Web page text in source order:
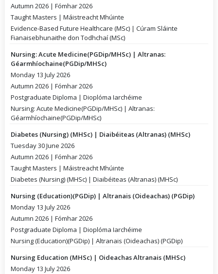
Autumn 2026 | Fómhar 2026
Taught Masters | Máistreacht Mhúinte
Evidence-Based Future Healthcare (MSc) | Cúram Sláinte
Fianaisebhunaithe don Todhchaí (MSc)
Nursing: Acute Medicine(PGDip/MHSc) | Altranas:
Géarmhíochaine(PGDip/MHSc)
Monday 13 July 2026
Autumn 2026 | Fómhar 2026
Postgraduate Diploma | Dioplóma Iarchéime
Nursing: Acute Medicine(PGDip/MHSc) | Altranas:
Géarmhíochaine(PGDip/MHSc)
Diabetes (Nursing) (MHSc) | Diaibéiteas (Altranas) (MHSc)
Tuesday 30 June 2026
Autumn 2026 | Fómhar 2026
Taught Masters | Máistreacht Mhúinte
Diabetes (Nursing) (MHSc) | Diaibéiteas (Altranas) (MHSc)
Nursing (Education)(PGDip) | Altranais (Oideachas) (PGDip)
Monday 13 July 2026
Autumn 2026 | Fómhar 2026
Postgraduate Diploma | Dioplóma Iarchéime
Nursing (Education)(PGDip) | Altranais (Oideachas) (PGDip)
Nursing Education (MHSc) | Oideachas Altranais (MHSc)
Monday 13 July 2026